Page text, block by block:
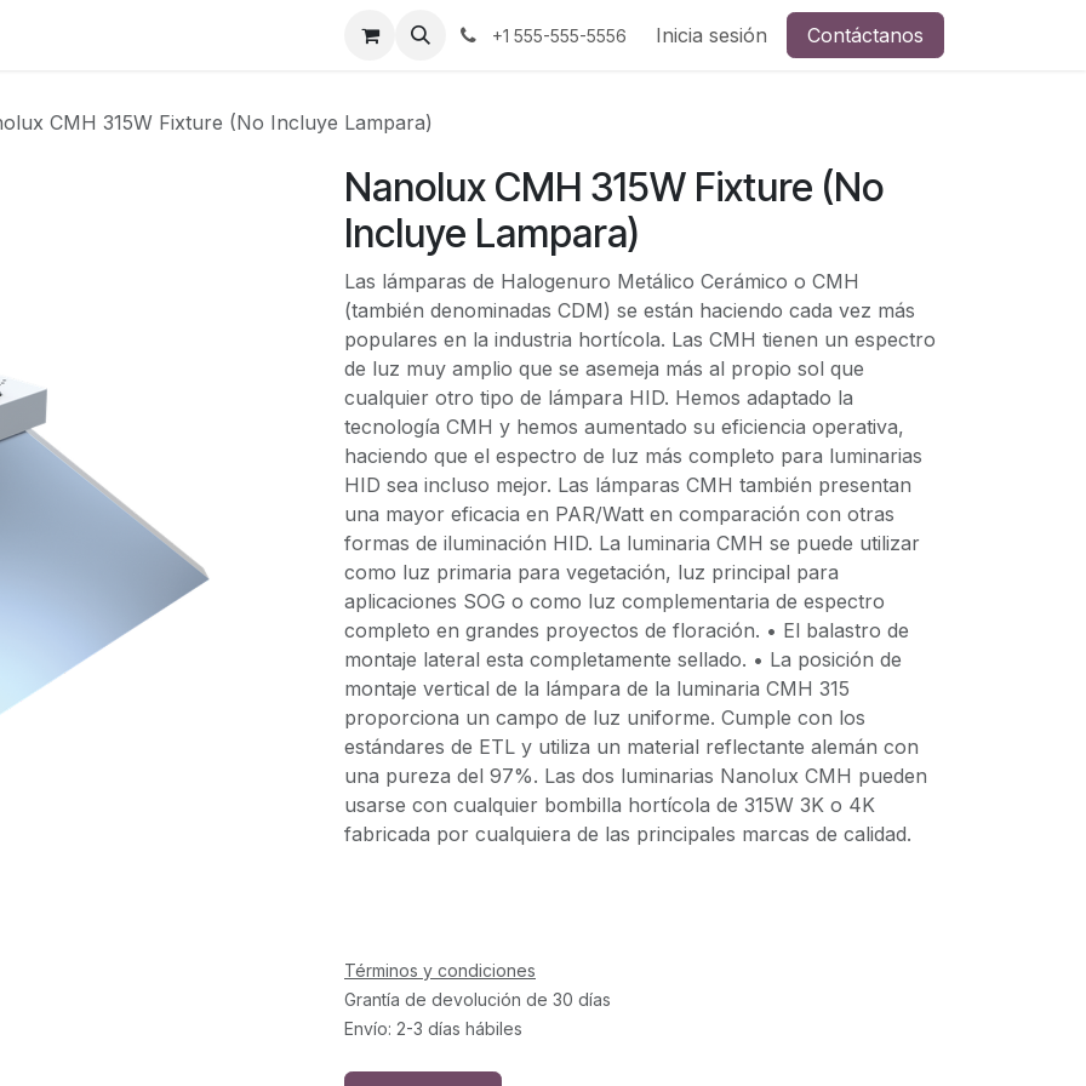
+1 555-555-5556 Inicia sesión Contáctanos
CMH 315W Fixture (No Incluye Lampara)
Nanolux CMH 315W Fixture (No
Incluye Lampara)
Las lámparas de Halogenuro Metálico Cerámico o CMH
(también denominadas CDM) se están haciendo cada vez más
populares en la industria hortícola. Las CMH tienen un espectro
de luz muy amplio que se asemeja más al propio sol que
cualquier otro tipo de lámpara HID. Hemos adaptado la
tecnología CMH y hemos aumentado su eficiencia operativa,
haciendo que el espectro de luz más completo para luminarias
HID sea incluso mejor. Las lámparas CMH también presentan
una mayor eficacia en PAR/Watt en comparación con otras
formas de iluminación HID. La luminaria CMH se puede utilizar
como luz primaria para vegetación, luz principal para
aplicaciones SOG o como luz complementaria de espectro
completo en grandes proyectos de floración. • El balastro de
montaje lateral esta completamente sellado. • La posición de
montaje vertical de la lámpara de la luminaria CMH 315
proporciona un campo de luz uniforme. Cumple con los
estándares de ETL y utiliza un material reflectante alemán con
una pureza del 97%. Las dos luminarias Nanolux CMH pueden
usarse con cualquier bombilla hortícola de 315W 3K o 4K
fabricada por cualquiera de las principales marcas de calidad.
Términos y condiciones
Grantía de devolución de 30 días
Envío: 2-3 días hábiles